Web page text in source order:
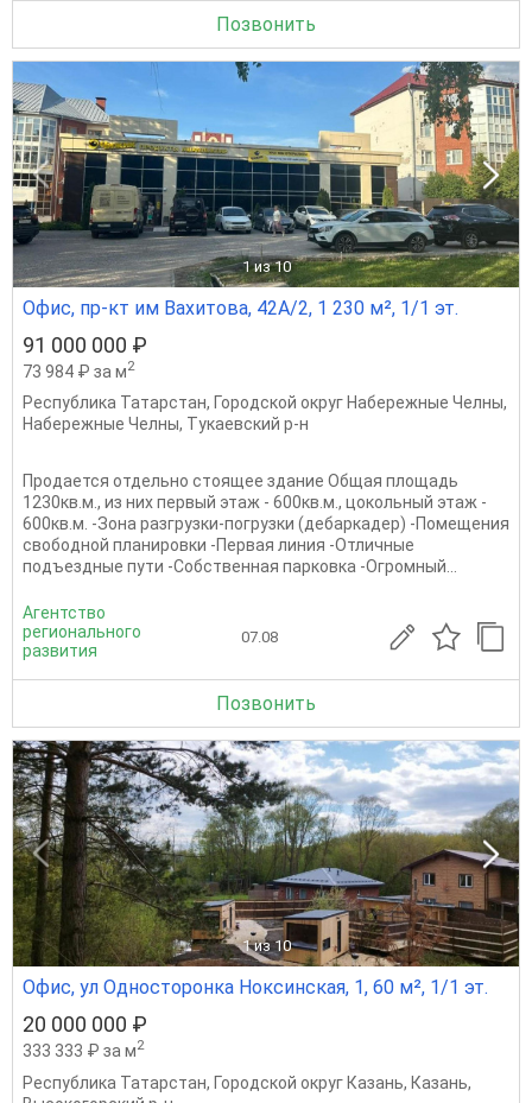
Позвонить
1 из 10
Офис, пр-кт им Вахитова, 42А/2, 1 230 м², 1/1 эт.
91 000 000 ₽
73 984 ₽ за м2
Республика Татарстан, Городской округ Набережные Челны,
Набережные Челны, Тукаевский р-н
Продается отдельно стоящее здание Общая площадь
1230кв.м., из них первый этаж - 600кв.м., цокольный этаж -
600кв.м. -Зона разгрузки-погрузки (дебаркадер) -Помещения
свободной планировки -Первая линия -Отличные
подъездные пути -Собственная парковка -Огромный...
Агентство
регионального
развития
07.08
Позвонить
1 из 10
Офис, ул Односторонка Ноксинская, 1, 60 м², 1/1 эт.
20 000 000 ₽
333 333 ₽ за м2
Республика Татарстан, Городской округ Казань, Казань,